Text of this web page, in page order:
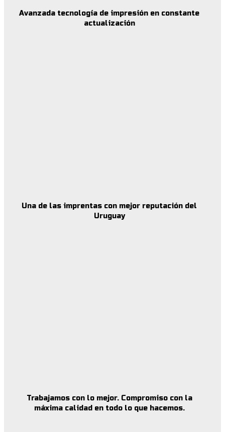
Avanzada tecnología de impresión en constante
actualización
Una de las imprentas con mejor reputación del
Uruguay
Trabajamos con lo mejor. Compromiso con la
máxima calidad en todo lo que hacemos.